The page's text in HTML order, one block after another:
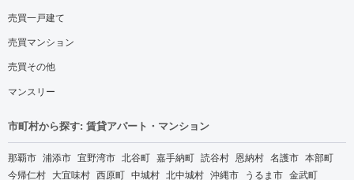
売買一戸建て
売買マンション
売買その他
マンスリー
市町村から探す: 賃貸アパート・マンション
那覇市 浦添市 宜野湾市 北谷町 嘉手納町 読谷村 恩納村 名護市 本部町
今帰仁村 大宜味村 西原町 中城村 北中城村 沖縄市 うるま市 金武町